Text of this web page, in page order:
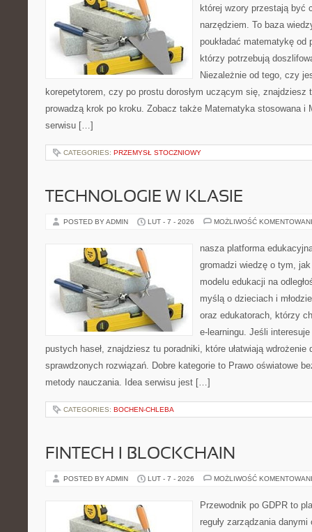
której wzory przestają być
narzędziem. To baza
poukładać matematykę od
którzy potrzebują
Niezależnie od tego, czy
korepetytorem, czy po prostu dorosłym uczącym się, znajdziesz
prowadzą krok po kroku. Zobacz także Matematyka stosowana i
serwisu […]
CATEGORIES: PRZEMYSŁ STOCZNIOWY
TECHNOLOGIE W KLASIE
POSTED BY ADMIN LUT - 7 - 2026 MOŻLIWOŚĆ
nasza platforma
gromadzi wiedzę o tym,
modelu edukacji na
myślą o dzieciach i
oraz edukatorach, którzy
e-learningu. Jeśli
pustych haseł, znajdziesz tu poradniki, które ułatwiają wdrożenie
sprawdzonych rozwiązań. Dobre kategorie to Prawo oświatowe
metody nauczania. Idea serwisu jest […]
CATEGORIES: BOCHEN-CHLEBA
FINTECH I BLOCKCHAIN
POSTED BY ADMIN LUT - 7 - 2026 MOŻLIWOŚĆ
Przewodnik po GDPR to
reguły zarządzania